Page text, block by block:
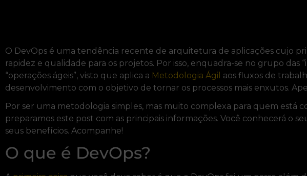
O DevOps é uma tendência recente de arquitetura de aplicações cujo
rapidez e qualidade para os projetos. Por isso, enquadra-se no grupo das
“operações ágeis”, visto que aplica a Metodologia Ágil aos fluxos de
desenvolvimento com o objetivo de tornar os processos mais enxutos.
Por ser uma metodologia simples, mas muito complexa para quem está
preparamos este post com as principais informações. Você conhecerá o
seus benefícios. Acompanhe!
O que é DevOps?